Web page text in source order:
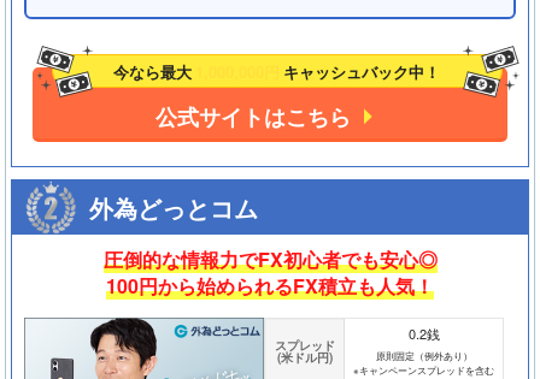
今なら最大 キャッシュバック中！
公式サイトはこちら
外為どっとコム
圧倒的な情報力でFX初心者でも安心◎
100円から始められるFX積立も人気！
スプレッド
(米ドル円)
0.2銭
原則固定（例外あり）
※キャンペーンスプレッドを含む